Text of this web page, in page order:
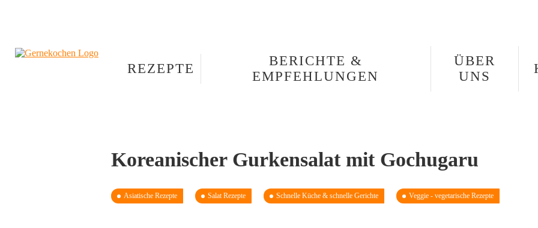
REZEPTE
BERICHTE &
EMPFEHLUNGEN
ÜBER
UNS
Koreanischer Gurkensalat mit Gochugaru
Asiatische Rezepte Salat Rezepte Schnelle Küche & schnelle Gerichte Veggie - vegetarische Rezepte